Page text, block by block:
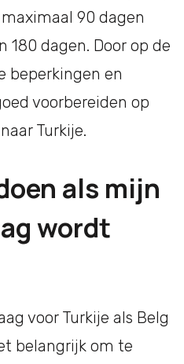
90 dagen
180 dagen. Door op de
beperkingen en
voorbereiden op
Turkije.
als mijn
wordt
voor Turkije als Belg
belangrijk om te